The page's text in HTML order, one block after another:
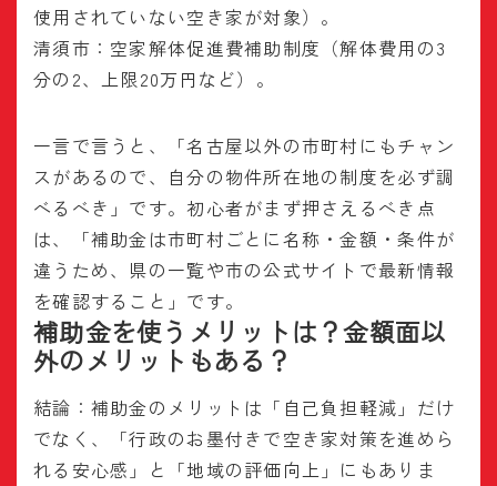
使用されていない空き家が対象）。
清須市：空家解体促進費補助制度（解体費用の3
分の2、上限20万円など）。
一言で言うと、「名古屋以外の市町村にもチャン
スがあるので、自分の物件所在地の制度を必ず調
べるべき」です。初心者がまず押さえるべき点
は、「補助金は市町村ごとに名称・金額・条件が
違うため、県の一覧や市の公式サイトで最新情報
を確認すること」です。
補助金を使うメリットは？金額面以
外のメリットもある？
結論：補助金のメリットは「自己負担軽減」だけ
でなく、「行政のお墨付きで空き家対策を進めら
れる安心感」と「地域の評価向上」にもありま